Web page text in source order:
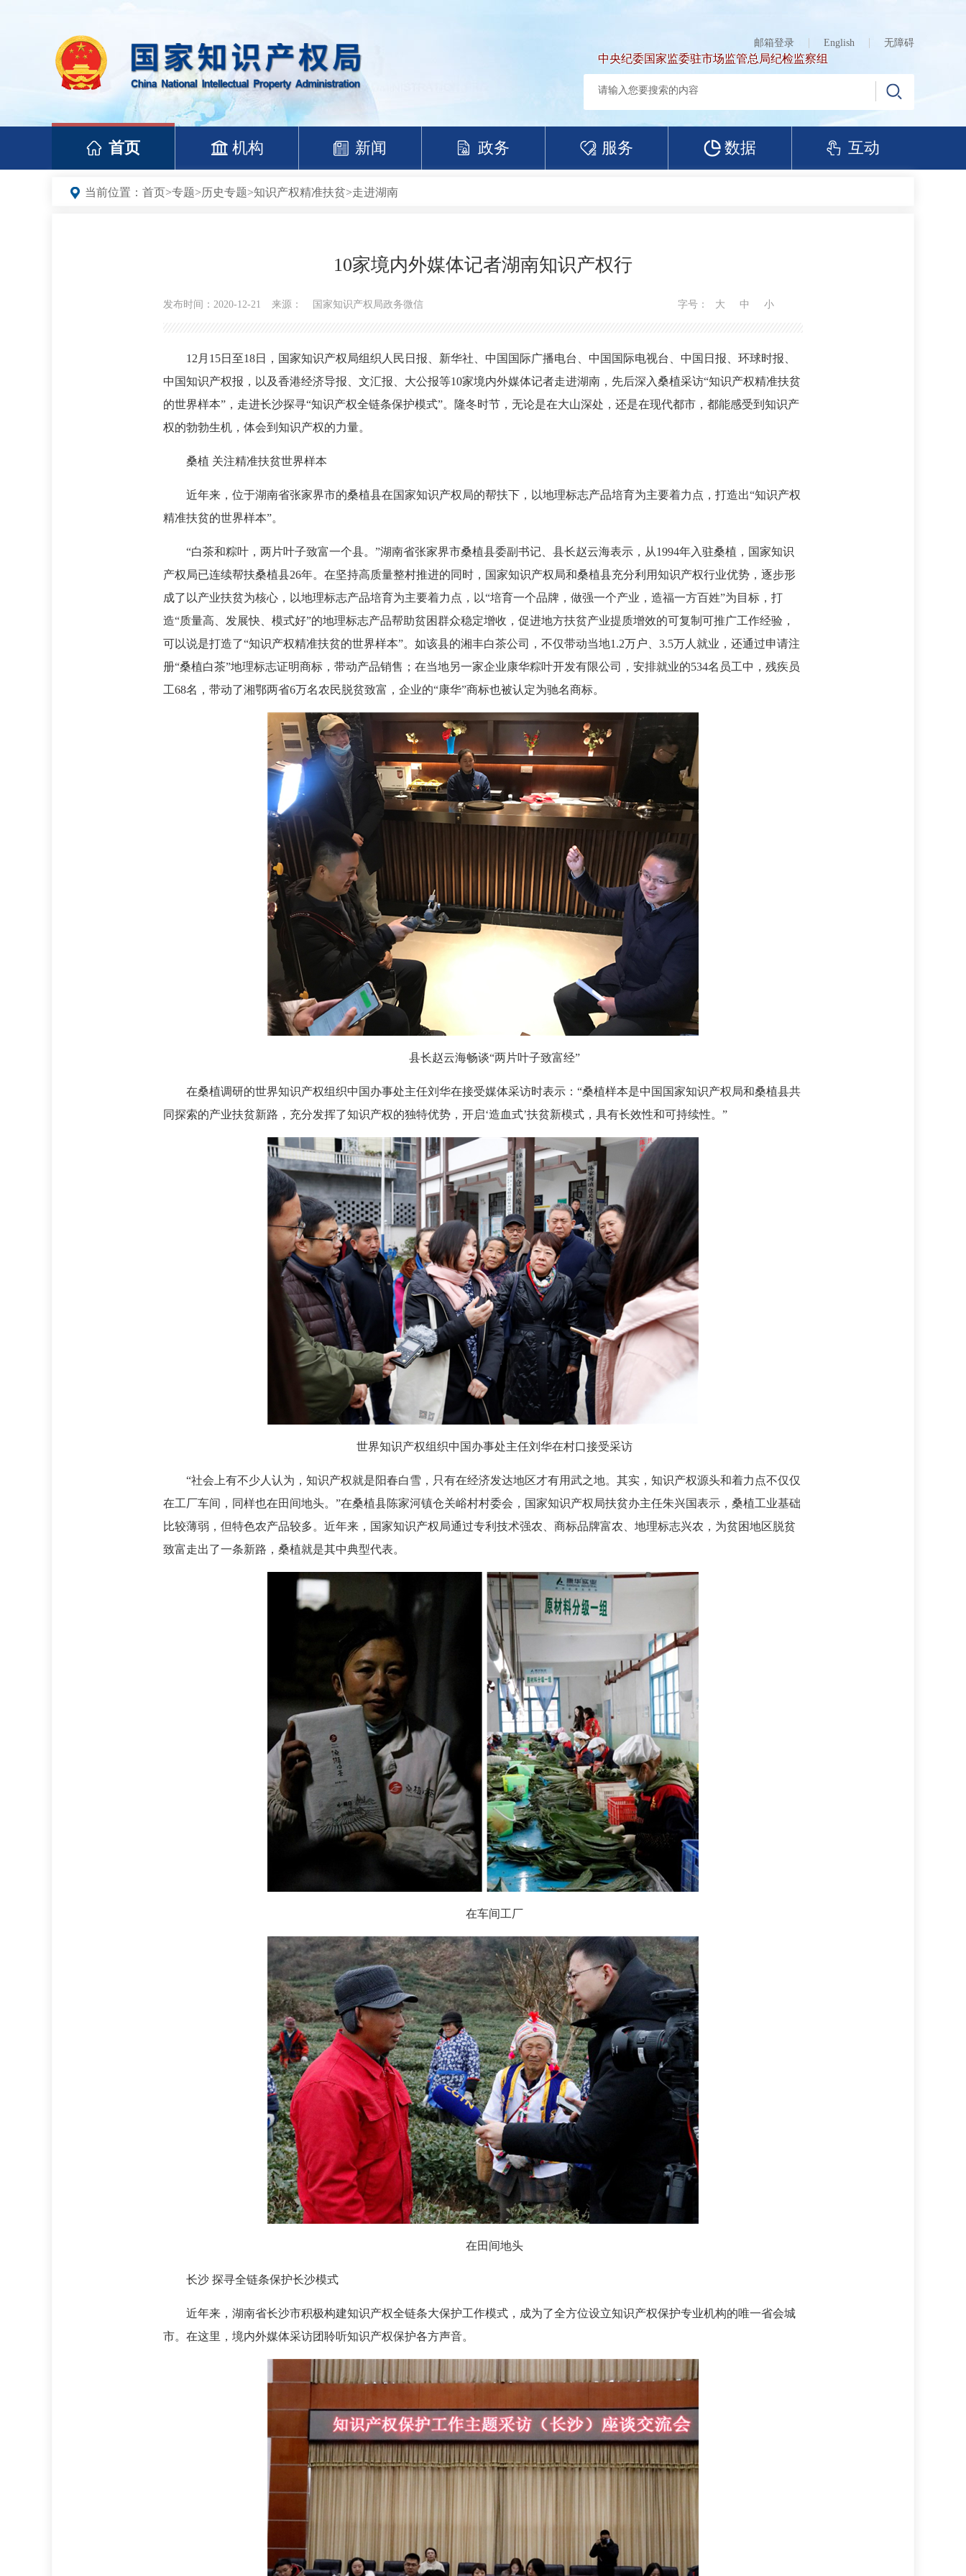
邮箱登录 English 无障碍
中央纪委国家监委驻市场监管总局纪检监察组
首页 机构 新闻 政务 服务 数据 互动
当前位置： 首页>专题>历史专题>知识产权精准扶贫>走进湖南
10家境内外媒体记者湖南知识产权行
发布时间：2020-12-21 来源： 国家知识产权局政务微信 字号： 大 中 小
12月15日至18日，国家知识产权局组织人民日报、新华社、中国国际广播电台、中国国际电视台、中国日报、环球时报、
中国知识产权报，以及香港经济导报、文汇报、大公报等10家境内外媒体记者走进湖南，先后深入桑植采访“知识产权精准扶贫
的世界样本”，走进长沙探寻“知识产权全链条保护模式”。隆冬时节，无论是在大山深处，还是在现代都市，都能感受到知识产
权的勃勃生机，体会到知识产权的力量。
桑植 关注精准扶贫世界样本
近年来，位于湖南省张家界市的桑植县在国家知识产权局的帮扶下，以地理标志产品培育为主要着力点，打造出“知识产权
精准扶贫的世界样本”。
“白茶和粽叶，两片叶子致富一个县。”湖南省张家界市桑植县委副书记、县长赵云海表示，从1994年入驻桑植，国家知识
产权局已连续帮扶桑植县26年。在坚持高质量整村推进的同时，国家知识产权局和桑植县充分利用知识产权行业优势，逐步形
成了以产业扶贫为核心，以地理标志产品培育为主要着力点，以“培育一个品牌，做强一个产业，造福一方百姓”为目标，打
造“质量高、发展快、模式好”的地理标志产品帮助贫困群众稳定增收，促进地方扶贫产业提质增效的可复制可推广工作经验，
可以说是打造了“知识产权精准扶贫的世界样本”。如该县的湘丰白茶公司，不仅带动当地1.2万户、3.5万人就业，还通过申请注
册“桑植白茶”地理标志证明商标，带动产品销售；在当地另一家企业康华粽叶开发有限公司，安排就业的534名员工中，残疾员
工68名，带动了湘鄂两省6万名农民脱贫致富，企业的“康华”商标也被认定为驰名商标。
县长赵云海畅谈“两片叶子致富经”
在桑植调研的世界知识产权组织中国办事处主任刘华在接受媒体采访时表示：“桑植样本是中国国家知识产权局和桑植县共
同探索的产业扶贫新路，充分发挥了知识产权的独特优势，开启‘造血式’扶贫新模式，具有长效性和可持续性。”
世界知识产权组织中国办事处主任刘华在村口接受采访
“社会上有不少人认为，知识产权就是阳春白雪，只有在经济发达地区才有用武之地。其实，知识产权源头和着力点不仅仅
在工厂车间，同样也在田间地头。”在桑植县陈家河镇仓关峪村村委会，国家知识产权局扶贫办主任朱兴国表示，桑植工业基础
比较薄弱，但特色农产品较多。近年来，国家知识产权局通过专利技术强农、商标品牌富农、地理标志兴农，为贫困地区脱贫
致富走出了一条新路，桑植就是其中典型代表。
在车间工厂
在田间地头
长沙 探寻全链条保护长沙模式
近年来，湖南省长沙市积极构建知识产权全链条大保护工作模式，成为了全方位设立知识产权保护专业机构的唯一省会城
市。在这里，境内外媒体采访团聆听知识产权保护各方声音。